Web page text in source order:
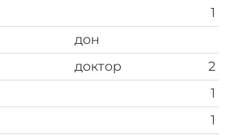
1
дон
доктор
2
1
1